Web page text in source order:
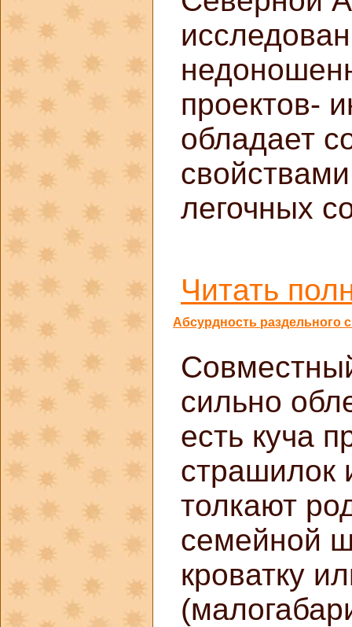
проектов-
обладает
легочных
Читать
Абсурдность раздельного
сильно
есть куча
страшилок
толкают
семейной
кроватку